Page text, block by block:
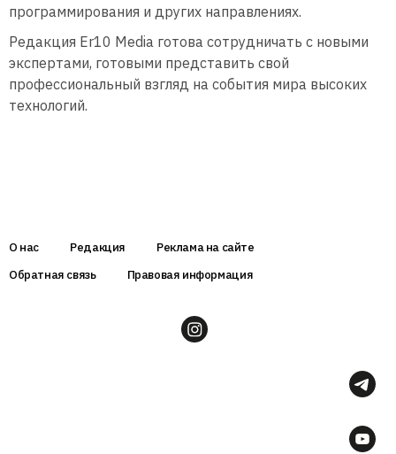
программирования и других направлениях.
Редакция Er10 Media готова сотрудничать с новыми
экспертами, готовыми представить свой
профессиональный взгляд на события мира высоких
технологий.
О нас Редакция
Реклама на сайте
Обратная связь
Правовая информация